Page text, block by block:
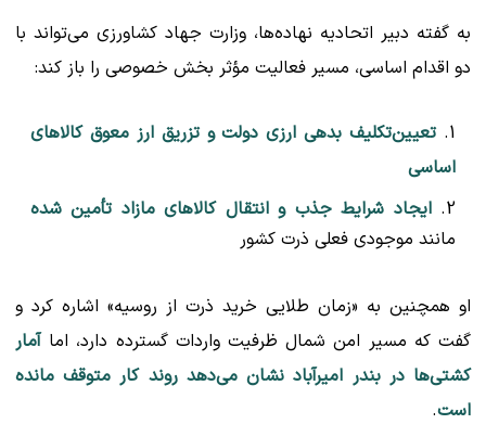
به گفته دبیر اتحادیه نهاده‌ها، وزارت جهاد کشاورزی می‌تواند با
دو اقدام اساسی، مسیر فعالیت مؤثر بخش خصوصی را باز کند:
تعیین‌تکلیف بدهی ارزی دولت و تزریق ارز معوق کالاهای
اساسی
ایجاد شرایط جذب و انتقال کالاهای مازاد تأمین شده
مانند موجودی فعلی ذرت کشور
او همچنین به «زمان طلایی خرید ذرت از روسیه» اشاره کرد و
گفت که مسیر امن شمال ظرفیت واردات گسترده دارد، اما آمار
کشتی‌ها در بندر امیرآباد نشان می‌دهد روند کار متوقف مانده
است.